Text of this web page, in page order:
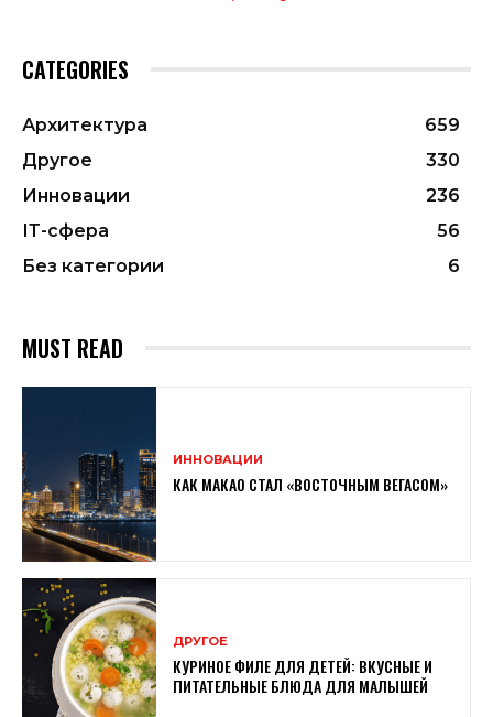
CATEGORIES
Архитектура
659
Другое
330
Инновации
236
ІТ-сфера
56
Без категории
6
MUST READ
ИННОВАЦИИ
КАК МАКАО СТАЛ «ВОСТОЧНЫМ ВЕГАСОМ»
ДРУГОЕ
КУРИНОЕ ФИЛЕ ДЛЯ ДЕТЕЙ: ВКУСНЫЕ И
ПИТАТЕЛЬНЫЕ БЛЮДА ДЛЯ МАЛЫШЕЙ